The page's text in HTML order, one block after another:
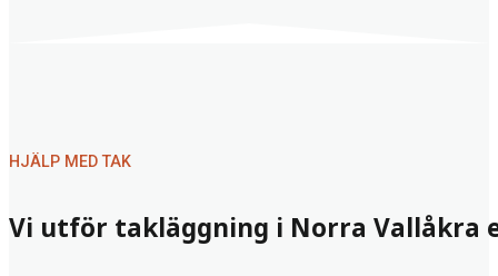
Vi utför takläggning i Norra Vallåkra
HJÄLP MED TAK